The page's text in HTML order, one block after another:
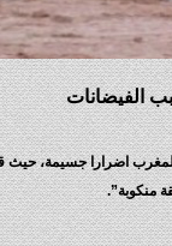
الفيضانات
اضرارا جسيمة،
منكوبة”.